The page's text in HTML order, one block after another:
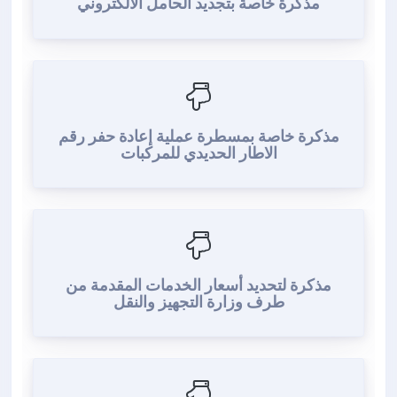
مذكرة خاصة بمسطرة عملية إعادة حفر رقم
الاطار الحديدي للمركبات
مذكرة لتحديد أسعار الخدمات المقدمة من
طرف وزارة التجهيز والنقل